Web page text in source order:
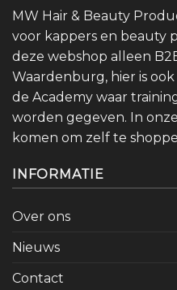
MW Hair & Beauty
voor kappers en beauty
deze webshop alleen
Waardenburg, hier is
de Academy waar
worden gegeven. In
komen om zelf te
INFORMATIE
Over ons
Nieuws
Contact